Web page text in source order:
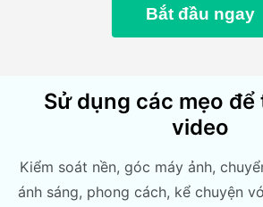
Bắt đầu ngay
Sử dụng các mẹo
video
Kiểm soát nền, góc máy ảnh,
ánh sáng, phong cách, kể chuyện